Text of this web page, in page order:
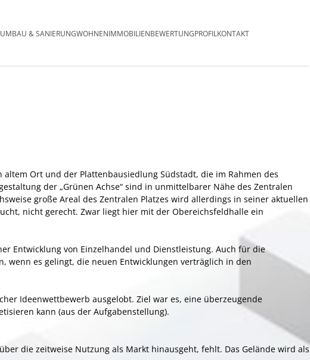
überspringen
UMBAU & SANIERUNGWOHNENIMMOBILIENBEWERTUNGPROFILKONTAKT
Ort und der Plattenbausiedlung Südstadt, die im Rahmen des
der „Grünen Achse“ sind in unmittelbarer Nähe des Zentralen
große Areal des Zentralen Platzes wird allerdings in seiner aktuellen
nicht gerecht. Zwar liegt hier mit der Obereichsfeldhalle ein
Entwicklung von Einzelhandel und Dienstleistung. Auch für die
wenn es gelingt, die neuen Entwicklungen verträglich in den
Ideenwettbewerb ausgelobt. Ziel war es, eine überzeugende
kann (aus der Aufgabenstellung).
die zeitweise Nutzung als Markt hinausgeht, fehlt. Das Gelände wird als